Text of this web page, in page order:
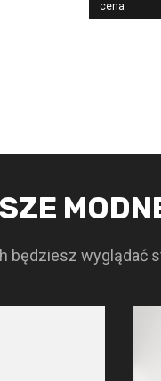
cena
będziesz wyglądać